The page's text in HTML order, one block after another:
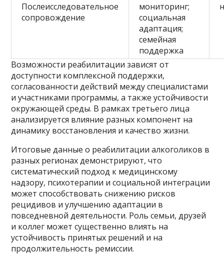
Послеисследовательное
сопровождение
мониторинг;
социальная
адаптация;
семейная
поддержка
Возможности реабилитации зависят от
доступности комплексной поддержки,
согласованности действий между специалистами
и участниками программы, а также устойчивости
окружающей среды. В рамках третьего лица
анализируется влияние разных компонент на
динамику восстановления и качество жизни.
Итоговые данные о реабилитации алкоголиков в
разных регионах демонстрируют, что
систематический подход к медицинскому
надзору, психотерапии и социальной интеграции
может способствовать снижению рисков
рецидивов и улучшению адаптации в
повседневной деятельности. Роль семьи, друзей
и коллег может существенно влиять на
устойчивость принятых решений и на
продолжительность ремиссии.